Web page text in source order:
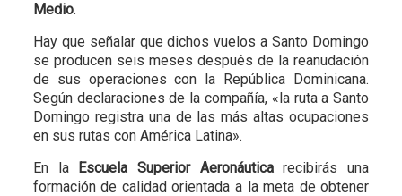
Medio.
Hay que señalar que dichos vuelos a Santo Domingo
se producen seis meses después de la reanudación
de sus operaciones con la República Dominicana.
Según declaraciones de la compañía, «la ruta a Santo
Domingo registra una de las más altas ocupaciones
en sus rutas con América Latina».
En la Escuela Superior Aeronáuticarecibirás una
formación de calidad orientada a la meta de obtener